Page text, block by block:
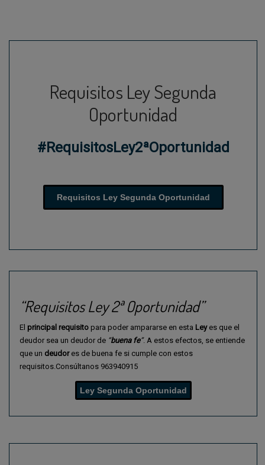
Requisitos Ley Segunda
Oportunidad
#RequisitosLey2ªOportunidad
Requisitos Ley Segunda Oportunidad
“Requisitos Ley 2ª Oportunidad”
El principal requisito para poder ampararse en esta Leyes que el
deudor sea un deudor de “buena fe”. A estos efectos, se entiende
que un deudores de buena fe si cumple con estos
requisitos. Consúltanos 963940915
Ley Segunda Oportunidad